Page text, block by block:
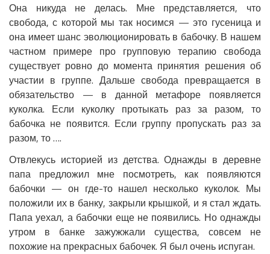
Она никуда не делась. Мне представляется, что
свобода, с которой мы так носимся — это гусеница и
она имеет шанс эволюционировать в бабочку. В нашем
частном примере про групповую терапию свобода
существует ровно до момента принятия решения об
участии в группе. Дальше свобода превращается в
обязательство — в данной метафоре появляется
куколка. Если куколку протыкать раз за разом, то
бабочка не появится. Если группу пропускать раз за
разом, то ….
Отвлекусь историей из детства. Однажды в деревне
папа предложил мне посмотреть, как появляются
бабочки — он где-то нашел несколько куколок. Мы
положили их в банку, закрыли крышкой, и я стал ждать.
Папа уехал, а бабочки еще не появились. Но однажды
утром в банке зажужжали существа, совсем не
похожие на прекрасных бабочек. Я был очень испуган.